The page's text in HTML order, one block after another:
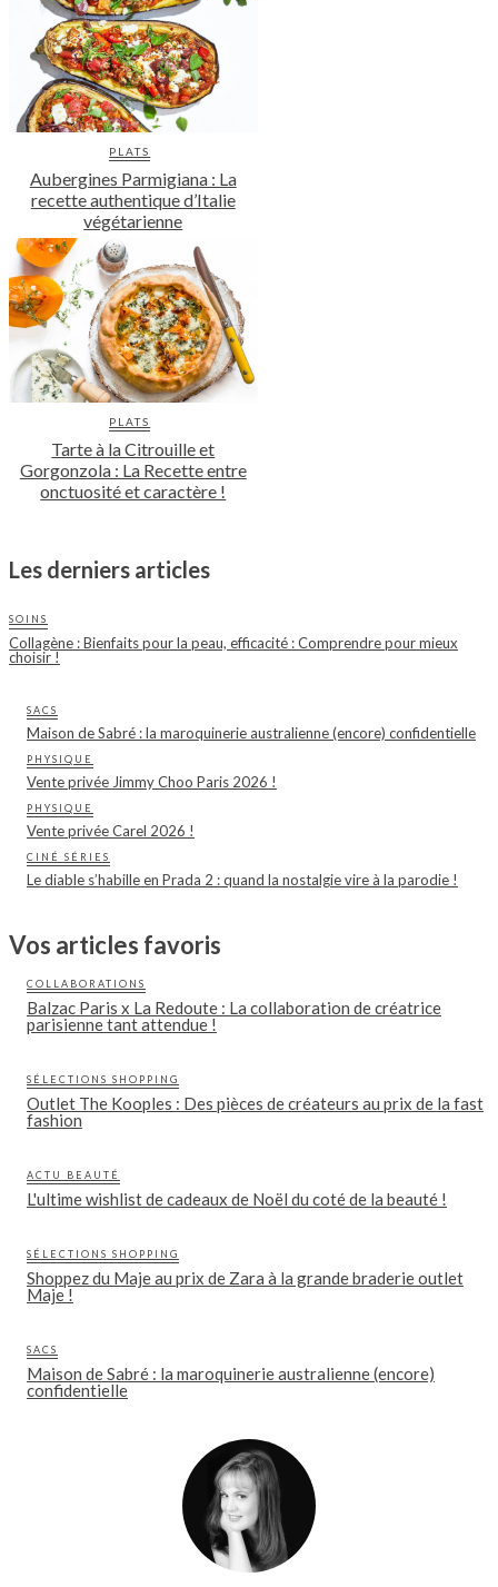
PLATS
Aubergines Parmigiana : La
recette authentique d’Italie
végétarienne
PLATS
Tarte à la Citrouille et
Gorgonzola : La Recette entre
onctuosité et caractère !
Les derniers articles
SOINS
Collagène : Bienfaits pour la peau, efficacité : Comprendre pour mieux
choisir !
SACS
Maison de Sabré : la maroquinerie australienne (encore) confidentielle
PHYSIQUE
Vente privée Jimmy Choo Paris 2026 !
PHYSIQUE
Vente privée Carel 2026 !
CINÉ SÉRIES
Le diable s’habille en Prada 2 : quand la nostalgie vire à la parodie !
Vos articles favoris
COLLABORATIONS
Balzac Paris x La Redoute : La collaboration de créatrice
parisienne tant attendue !
SÉLECTIONS SHOPPING
Outlet The Kooples : Des pièces de créateurs au prix de la fast
fashion
ACTU BEAUTÉ
L'ultime wishlist de cadeaux de Noël du coté de la beauté !
SÉLECTIONS SHOPPING
Shoppez du Maje au prix de Zara à la grande braderie outlet
Maje !
SACS
Maison de Sabré : la maroquinerie australienne (encore)
confidentielle